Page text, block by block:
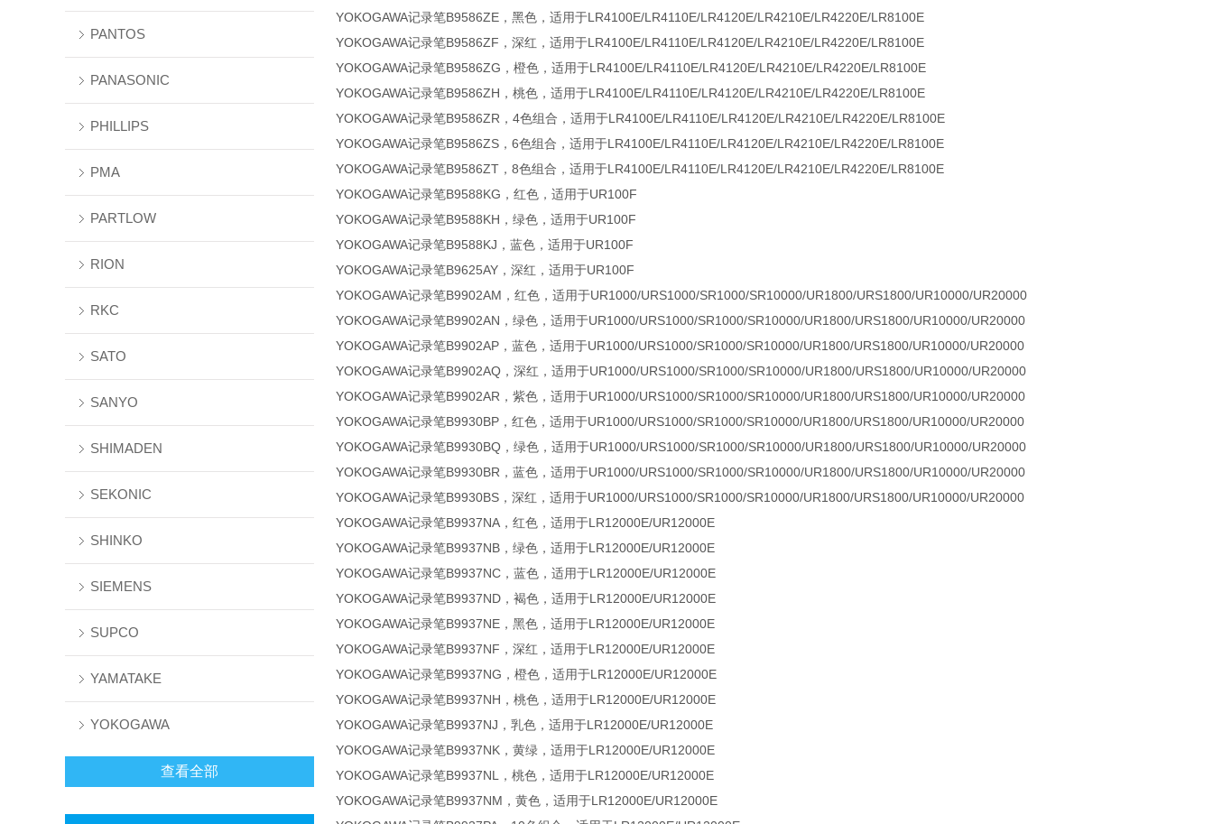
PANTOS
PANASONIC
PHILLIPS
PMA
PARTLOW
RION
RKC
SATO
SANYO
SHIMADEN
SEKONIC
SHINKO
SIEMENS
SUPCO
YAMATAKE
YOKOGAWA
查看全部
YOKOGAWA记录笔B9586ZE，黑色，适用于LR4100E/LR4110E/LR4120E/LR4210E/LR4220E/LR8100E
YOKOGAWA记录笔B9586ZF，深红，适用于LR4100E/LR4110E/LR4120E/LR4210E/LR4220E/LR8100E
YOKOGAWA记录笔B9586ZG，橙色，适用于LR4100E/LR4110E/LR4120E/LR4210E/LR4220E/LR8100E
YOKOGAWA记录笔B9586ZH，桃色，适用于LR4100E/LR4110E/LR4120E/LR4210E/LR4220E/LR8100E
YOKOGAWA记录笔B9586ZR，4色组合，适用于LR4100E/LR4110E/LR4120E/LR4210E/LR4220E/LR8100E
YOKOGAWA记录笔B9586ZS，6色组合，适用于LR4100E/LR4110E/LR4120E/LR4210E/LR4220E/LR8100E
YOKOGAWA记录笔B9586ZT，8色组合，适用于LR4100E/LR4110E/LR4120E/LR4210E/LR4220E/LR8100E
YOKOGAWA记录笔B9588KG，红色，适用于UR100F
YOKOGAWA记录笔B9588KH，绿色，适用于UR100F
YOKOGAWA记录笔B9588KJ，蓝色，适用于UR100F
YOKOGAWA记录笔B9625AY，深红，适用于UR100F
YOKOGAWA记录笔B9902AM，红色，适用于UR1000/URS1000/SR1000/SR10000/UR1800/URS1800/UR10000/UR20000
YOKOGAWA记录笔B9902AN，绿色，适用于UR1000/URS1000/SR1000/SR10000/UR1800/URS1800/UR10000/UR20000
YOKOGAWA记录笔B9902AP，蓝色，适用于UR1000/URS1000/SR1000/SR10000/UR1800/URS1800/UR10000/UR20000
YOKOGAWA记录笔B9902AQ，深红，适用于UR1000/URS1000/SR1000/SR10000/UR1800/URS1800/UR10000/UR20000
YOKOGAWA记录笔B9902AR，紫色，适用于UR1000/URS1000/SR1000/SR10000/UR1800/URS1800/UR10000/UR20000
YOKOGAWA记录笔B9930BP，红色，适用于UR1000/URS1000/SR1000/SR10000/UR1800/URS1800/UR10000/UR20000
YOKOGAWA记录笔B9930BQ，绿色，适用于UR1000/URS1000/SR1000/SR10000/UR1800/URS1800/UR10000/UR20000
YOKOGAWA记录笔B9930BR，蓝色，适用于UR1000/URS1000/SR1000/SR10000/UR1800/URS1800/UR10000/UR20000
YOKOGAWA记录笔B9930BS，深红，适用于UR1000/URS1000/SR1000/SR10000/UR1800/URS1800/UR10000/UR20000
YOKOGAWA记录笔B9937NA，红色，适用于LR12000E/UR12000E
YOKOGAWA记录笔B9937NB，绿色，适用于LR12000E/UR12000E
YOKOGAWA记录笔B9937NC，蓝色，适用于LR12000E/UR12000E
YOKOGAWA记录笔B9937ND，褐色，适用于LR12000E/UR12000E
YOKOGAWA记录笔B9937NE，黑色，适用于LR12000E/UR12000E
YOKOGAWA记录笔B9937NF，深红，适用于LR12000E/UR12000E
YOKOGAWA记录笔B9937NG，橙色，适用于LR12000E/UR12000E
YOKOGAWA记录笔B9937NH，桃色，适用于LR12000E/UR12000E
YOKOGAWA记录笔B9937NJ，乳色，适用于LR12000E/UR12000E
YOKOGAWA记录笔B9937NK，黄绿，适用于LR12000E/UR12000E
YOKOGAWA记录笔B9937NL，桃色，适用于LR12000E/UR12000E
YOKOGAWA记录笔B9937NM，黄色，适用于LR12000E/UR12000E